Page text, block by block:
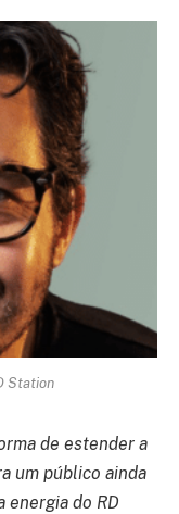
Station
de estender a
um público ainda
energia do RD